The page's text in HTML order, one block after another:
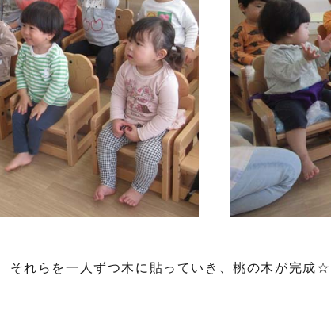
それらを一人ずつ木に貼っていき、桃の木が完成☆